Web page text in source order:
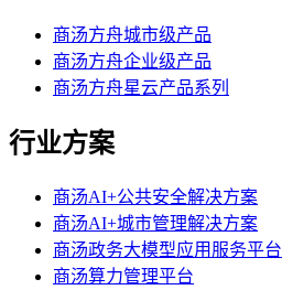
商汤方舟城市级产品
商汤方舟企业级产品
商汤方舟星云产品系列
行业方案
商汤AI+公共安全解决方案
商汤AI+城市管理解决方案
商汤政务大模型应用服务平台
商汤算力管理平台